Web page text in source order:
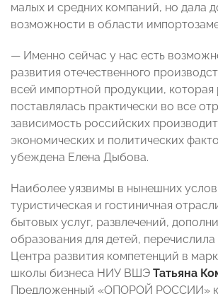
малых и средних компаний, но дала
возможности в области
— Именно сейчас у нас есть
развития отечественного
всей импортной продукции, которая
поставлялась практически во все
зависимость российских
экономических и политических
убеждена Елена Дыбова.
Наиболее уязвимы в нынешних
туристическая и гостиничная
бытовых услуг, развлечений,
образования для детей,
Центра развития компетенций в
школы бизнеса НИУ ВШЭ Татьяна
Предложенный «ОПОРОЙ РОССИИ»